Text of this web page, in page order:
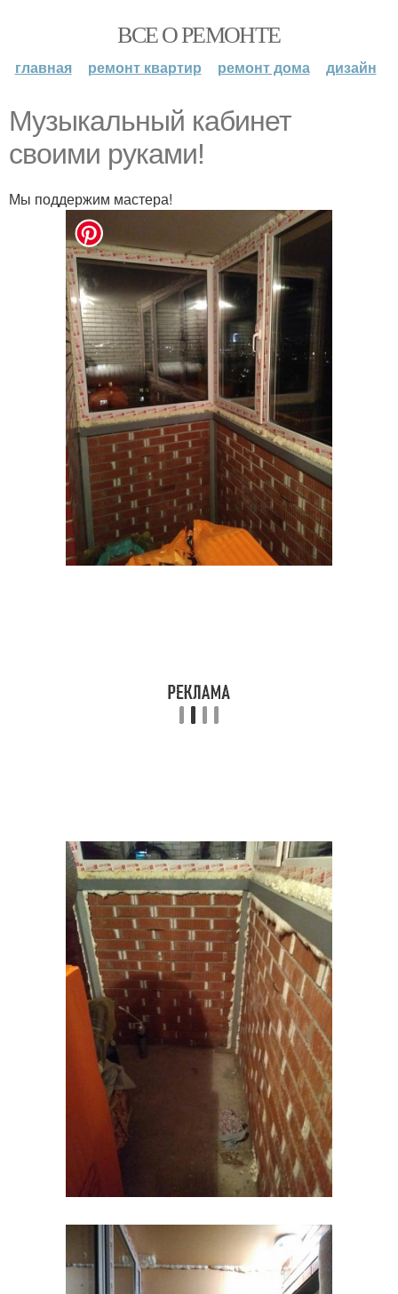
ВСЕ О РЕМОНТЕ
главная ремонт квартир ремонт дома дизайн
Музыкальный кабинет
своими руками!
Мы поддержим мастера!